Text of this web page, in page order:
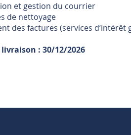
et gestion du courrier
de nettoyage
des factures (services d’intérêt
livraison : 30/12/2026